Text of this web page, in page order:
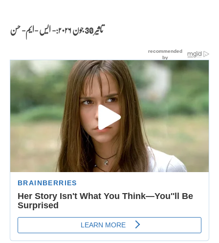
تاثیر 30 جون ۲۰۲۶:- ایس -ایم- حسن